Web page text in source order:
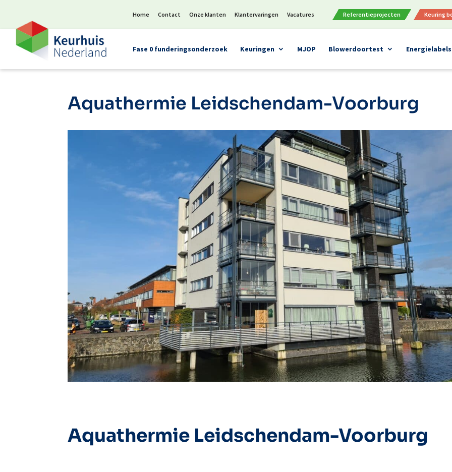
Home Contact Onze klanten Klantervaringen Vacatures Referentieprojecten Keuring
Fase 0 funderingsonderzoek Keuringen MJOP Blowerdoortest Energielabels
Aquathermie Leidschendam-Voorburg
Aquathermie Leidschendam-Voorburg